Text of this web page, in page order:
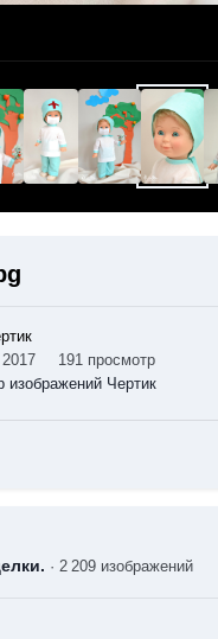
191 просмотр
изображений Чертик
· 2 209 изображений